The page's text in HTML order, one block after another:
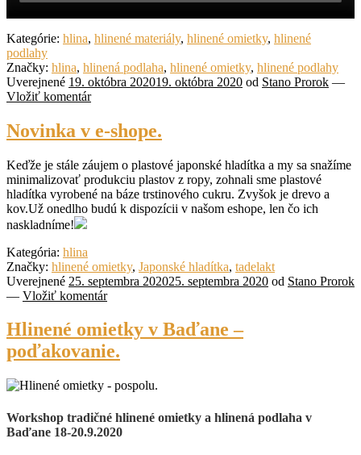
Kategórie: hlina, hlinené materiály, hlinené omietky, hlinené
podlahy
Značky: hlina, hlinená podlaha, hlinené omietky, hlinené podlahy
Uverejnené 19. októbra 202019. októbra 2020 od Stano Prorok —
Vložiť komentár
Novinka v e-shope.
Keďže je stále záujem o plastové japonské hladítka a my sa snažíme
minimalizovať produkciu plastov z ropy, zohnali sme plastové
hladítka vyrobené na báze trstinového cukru. Zvyšok je drevo a
kov.Už onedlho budú k dispozícii v našom eshope, len čo ich
naskladníme!
Kategória: hlina
Značky: hlinené omietky, Japonské hladítka, tadelakt
Uverejnené 25. septembra 202025. septembra 2020 od Stano Prorok
— Vložiť komentár
Hlinené omietky v Baďane –
poďakovanie.
Workshop tradičné hlinené omietky a hlinená podlaha v
Baďane 18-20.9.2020